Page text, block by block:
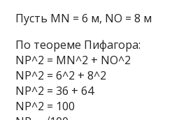
Пусть MN = 6 м, NO = 8 м
По теореме Пифагора:
NP^2 = MN^2 + NO^2
NP^2 = 6^2 + 8^2
NP^2 = 36 + 64
NP^2 = 100